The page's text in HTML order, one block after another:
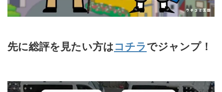
先に総評を見たい方は コチラでジャンプ！